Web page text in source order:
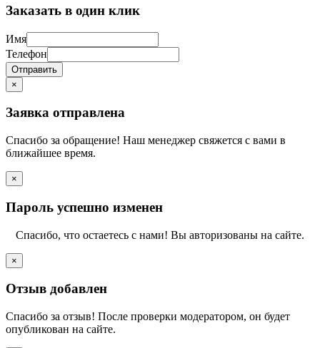
Заказать в один клик
Имя
Телефон
Отправить
×
Заявка отправлена
Спасибо за обращение! Наш менеджер свяжется с вами в
ближайшее время.
×
Пароль успешно изменен
Спасибо, что остаетесь с нами! Вы авторизованы на сайте.
×
Отзыв добавлен
Спасибо за отзыв! После проверки модератором, он будет
опубликован на сайте.